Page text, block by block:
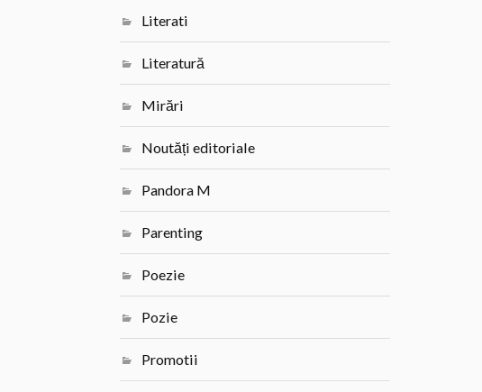
Literati
Literatură
Mirări
Noutăți editoriale
Pandora M
Parenting
Poezie
Pozie
Promotii